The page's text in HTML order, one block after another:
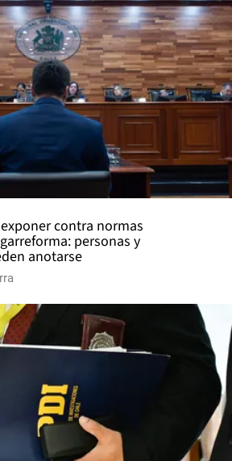
contra normas
personas y
anotarse